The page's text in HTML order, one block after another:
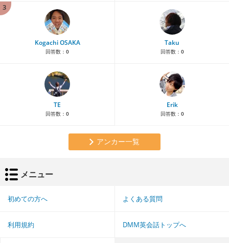
3
Kogachi OSAKA
回答数： 0
Taku
回答数： 0
TE
回答数： 0
Erik
回答数： 0
アンカー一覧
メニュー
初めての方へ よくある質問
利用規約 DMM英会話トップへ